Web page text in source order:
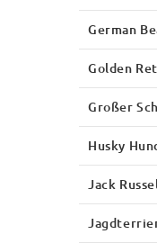
German
Golden
Großer
Husky
Jack